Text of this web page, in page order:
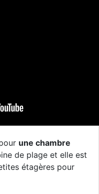
une chambre
de plage et elle est
étagères pour